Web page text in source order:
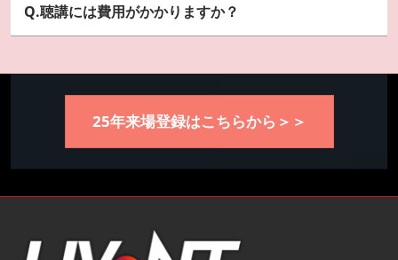
Q.聴講には費用がかかりますか？
25年来場登録はこちらから＞＞